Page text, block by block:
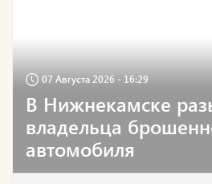
07 Августа 2026 - 16:29
В Нижнекамске
владельца
автомобиля